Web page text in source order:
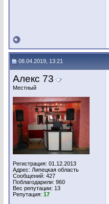
08.04.2019, 13:21
Алекс 73
Местный
Регистрация: 01.12.2013
Адрес: Липецкая область
Сообщений: 427
Поблагодарили: 960
Вес репутации: 13
Репутация: 17